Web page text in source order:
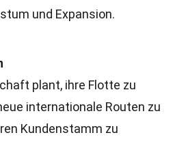
und Expansion.
plant, ihre Flotte zu
internationale Routen zu
Kundenstamm zu